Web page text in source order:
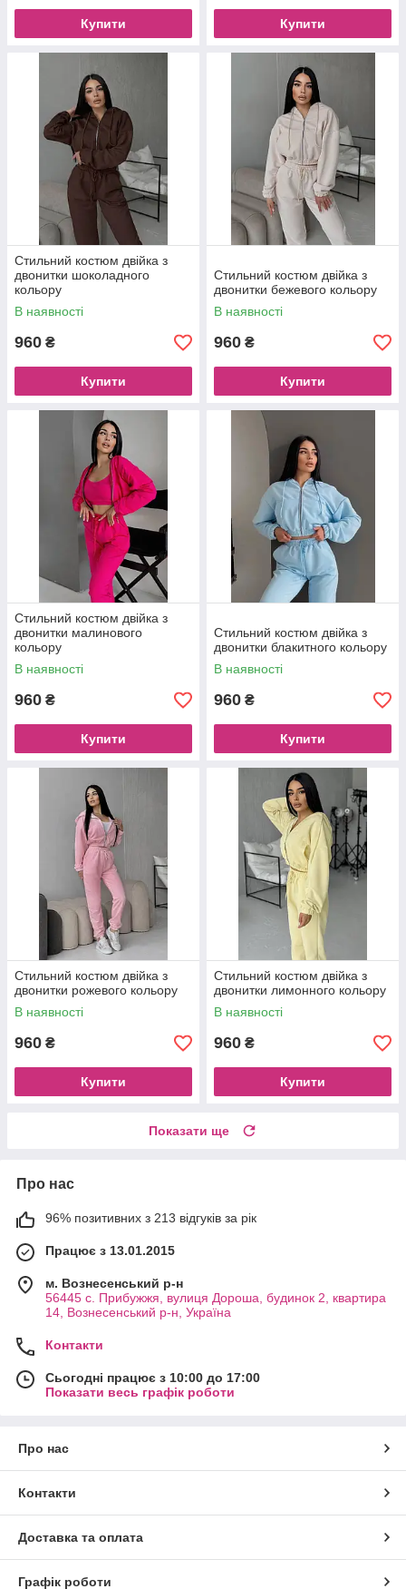
Купити Купити
Стильний костюм двійка з
двонитки шоколадного
кольору
В наявності
960 ₴
Купити
Стильний костюм двійка з
двонитки бежевого кольору
В наявності
960 ₴
Купити
Стильний костюм двійка з
двонитки малинового
кольору
В наявності
960 ₴
Купити
Стильний костюм двійка з
двонитки блакитного кольору
В наявності
960 ₴
Купити
Стильний костюм двійка з
двонитки рожевого кольору
В наявності
960 ₴
Купити
Стильний костюм двійка з
двонитки лимонного кольору
В наявності
960 ₴
Купити
Показати ще
Про нас
96% позитивних з 213 відгуків за рік
Працює з 13.01.2015
м. Вознесенський р-н
56445 с. Прибужжя, вулиця Дороша, будинок 2, квартира
14, Вознесенський р-н, Україна
Контакти
Сьогодні працює з 10:00 до 17:00
Показати весь графік роботи
Про нас
Контакти
Доставка та оплата
Графік роботи